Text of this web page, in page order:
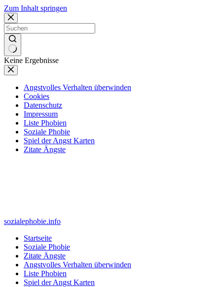
Zum Inhalt springen
Keine Ergebnisse
Angstvolles Verhalten überwinden
Cookies
Datenschutz
Impressum
Liste Phobien
Soziale Phobie
Spiel der Angst Karten
Zitate Ängste
sozialephobie.info
Startseite
Soziale Phobie
Zitate Ängste
Angstvolles Verhalten überwinden
Liste Phobien
Spiel der Angst Karten